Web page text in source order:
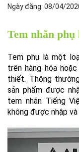
Ngày đăng: 08/04/
Tem nhãn phụ
Tem phụ là một
trên hàng hóa
thiết. Thông
sản phẩm được
tem nhãn Tiếng
không được nhập